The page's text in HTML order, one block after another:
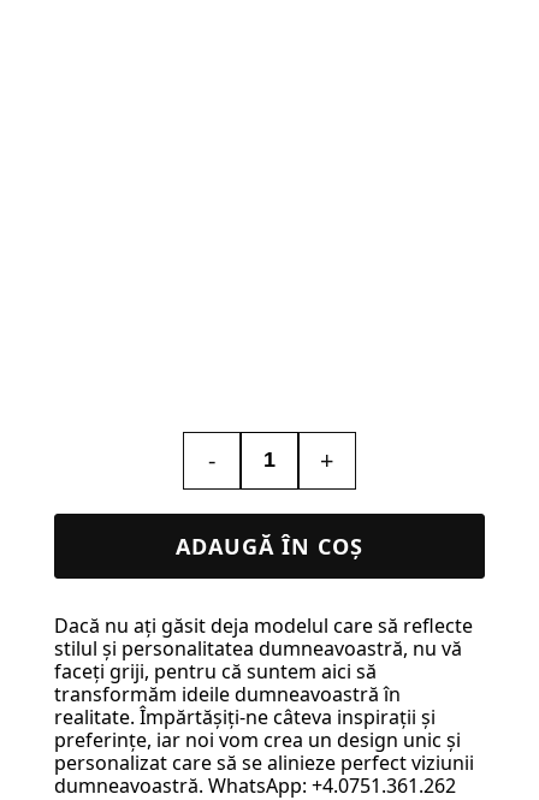
-
Cantitate
Harta
–
Cadou
de
Dragoste
#17
+
ADAUGĂ ÎN COȘ
Dacă nu ați găsit deja modelul care să reflecte
stilul și personalitatea dumneavoastră, nu vă
faceți griji, pentru că suntem aici să
transformăm ideile dumneavoastră în
realitate. Împărtășiți-ne câteva inspirații și
preferințe, iar noi vom crea un design unic și
personalizat care să se alinieze perfect viziunii
dumneavoastră. WhatsApp: +4.0751.361.262